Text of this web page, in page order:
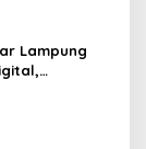
Lampung
Sosial